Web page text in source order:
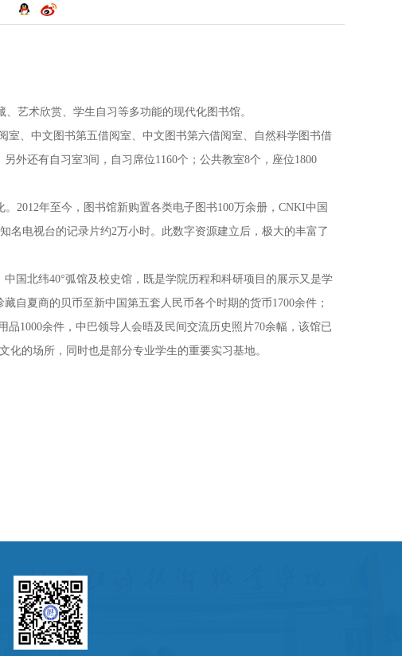
艺术欣赏、学生自习等多功能的现代化图书馆。
室、中文图书第五借阅室、中文图书第六借阅室、自然科学图书借
外还有自习室3间，自习席位1160个；公共教室8个，座位1800
2012年至今，图书馆新购置各类电子图书100万余册，CNKI中国
名电视台的记录片约2万小时。此数字资源建立后，极大的丰富了
国北纬40°弧馆及校史馆，既是学院历程和科研项目的展示又是学
自夏商的贝币至新中国第五套人民币各个时期的货币1700余件；
1000余件，中巴领导人会晤及民间交流历史照片70余幅，该馆已
的场所，同时也是部分专业学生的重要实习基地。